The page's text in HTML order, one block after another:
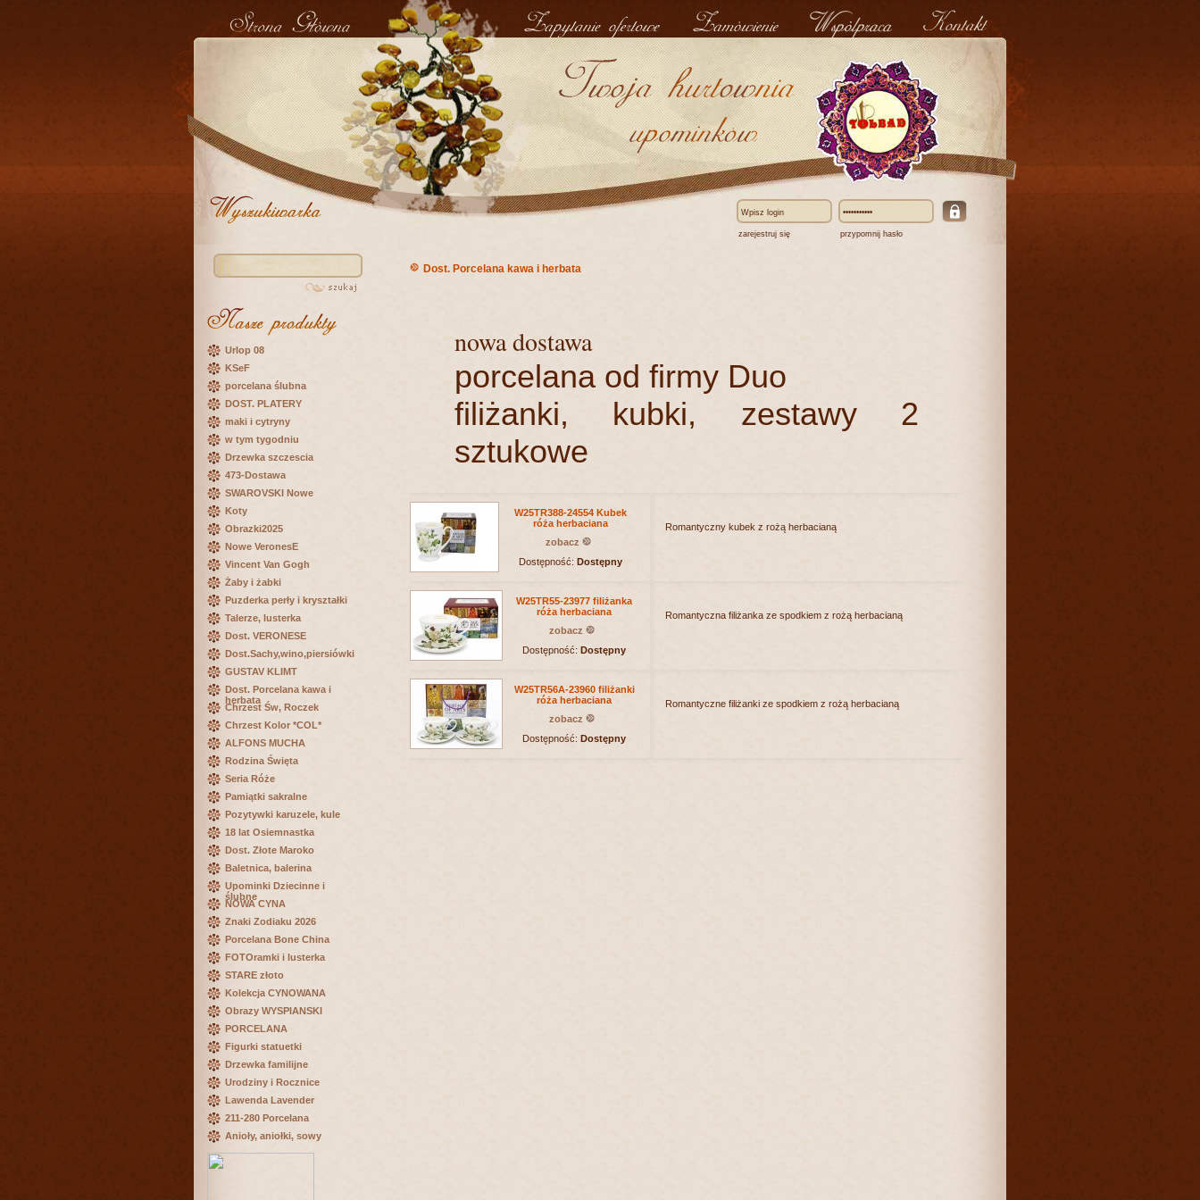
zarejestruj się przypomnij hasło
Urlop 08
KSeF
porcelana ślubna
DOST. PLATERY
maki i cytryny
w tym tygodniu
Drzewka szczescia
473-Dostawa
SWAROVSKI Nowe
Koty
Obrazki2025
Nowe VeronesE
Vincent Van Gogh
Żaby i żabki
Puzderka perły i kryształki
Talerze, lusterka
Dost. VERONESE
Dost.Sachy,wino,piersiówki
GUSTAV KLIMT
Dost. Porcelana kawa i
herbata
Chrzest Św, Roczek
Chrzest Kolor *COL*
ALFONS MUCHA
Rodzina Święta
Seria Róże
Pamiątki sakralne
Pozytywki karuzele, kule
18 lat Osiemnastka
Dost. Złote Maroko
Baletnica, balerina
Upominki Dziecinne i
ślubne
NOWA CYNA
Znaki Zodiaku 2026
Porcelana Bone China
FOTOramki i lusterka
STARE złoto
Kolekcja CYNOWANA
Obrazy WYSPIANSKI
PORCELANA
Figurki statuetki
Drzewka familijne
Urodziny i Rocznice
Lawenda Lavender
211-280 Porcelana
Anioły, aniołki, sowy
Dost. Porcelana kawa i herbata
nowa dostawa
porcelana od firmy Duo
filiżanki, kubki, zestawy 2
sztukowe
W25TR388-24554 Kubek
róża herbaciana
zobacz
Dostępność: Dostępny
Romantyczny kubek z rożą herbacianą
W25TR55-23977 filiżanka
róża herbaciana
zobacz
Dostępność: Dostępny
Romantyczna filiżanka ze spodkiem z rożą herbacianą
W25TR56A-23960 filiżanki
róża herbaciana
zobacz
Dostępność: Dostępny
Romantyczne filiżanki ze spodkiem z rożą herbacianą